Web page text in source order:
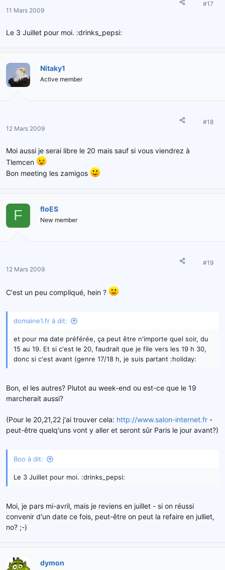
11 Mars 2009
#17
Le 3 Juillet pour moi. :drinks_pepsi:
Nitaky1
Active member
12 Mars 2009
#18
Moi aussi je serai libre le 20 mais sauf si vous viendrez à
Tlemcen
Bon meeting les zamigos
F floES
New member
12 Mars 2009
#19
C'est un peu compliqué, hein ?
domaine1.fr à dit:
et pour ma date préférée, ça peut être n'importe quel soir, du
15 au 19. Et si c'est le 20, faudrait que je file vers les 19 h 30,
donc si c'est avant (genre 17/18 h, je suis partant :holiday:
Bon, el les autres? Plutot au week-end ou est-ce que le 19
marcherait aussi?
(Pour le 20,21,22 j'ai trouver cela: http://www.salon-internet.fr -
peut-être quelq'uns vont y aller et seront sûr Paris le jour avant?)
Boo à dit:
Le 3 Juillet pour moi. :drinks_pepsi:
Moi, je pars mi-avril, mais je reviens en juillet - si on réussi
convenir d'un date ce fois, peut-être on peut la refaire en julliet,
no? ;-)
dymon